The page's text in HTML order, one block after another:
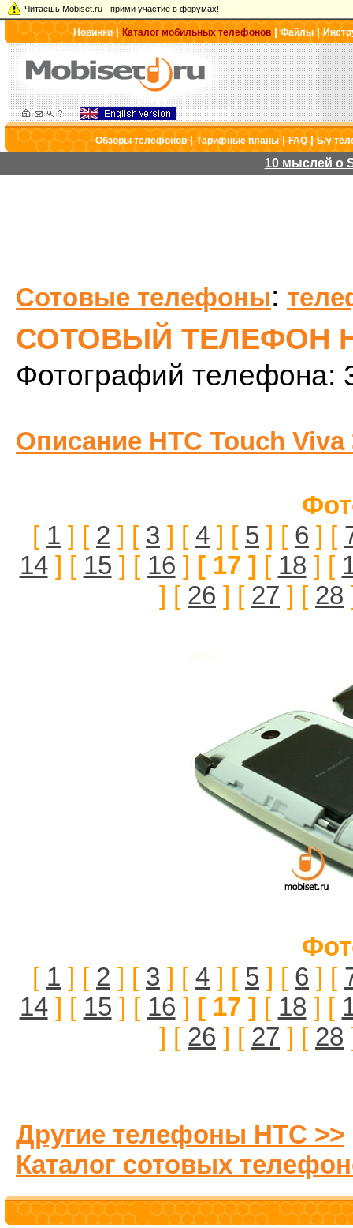
Читаешь Mobiset.ru - прими участие в форумах!
Новинки|Каталог мобильных телефонов |Файлы|
Обзоры телефонов|Тарифные планы|FAQ|Б/у
10 мыслей о
Сотовые телефоны:
СОТОВЫЙ ТЕЛЕФОН
Фотографий телефона:
Описание HTC Touch Viva
[ 1 ] [ 2 ] [ 3 ] [ 4 ] [ 5 ] [ 6 ] [
14] [ 15 ] [ 16 ] [ 17 ] [ 18 ] [
] [ 26 ] [ 27 ] [ 28
[ 1 ] [ 2 ] [ 3 ] [ 4 ] [ 5 ] [ 6 ] [
14] [ 15 ] [ 16 ] [ 17 ] [ 18 ] [
] [ 26 ] [ 27 ] [ 28
Другие телефоны HTC >>
Каталог сотовых